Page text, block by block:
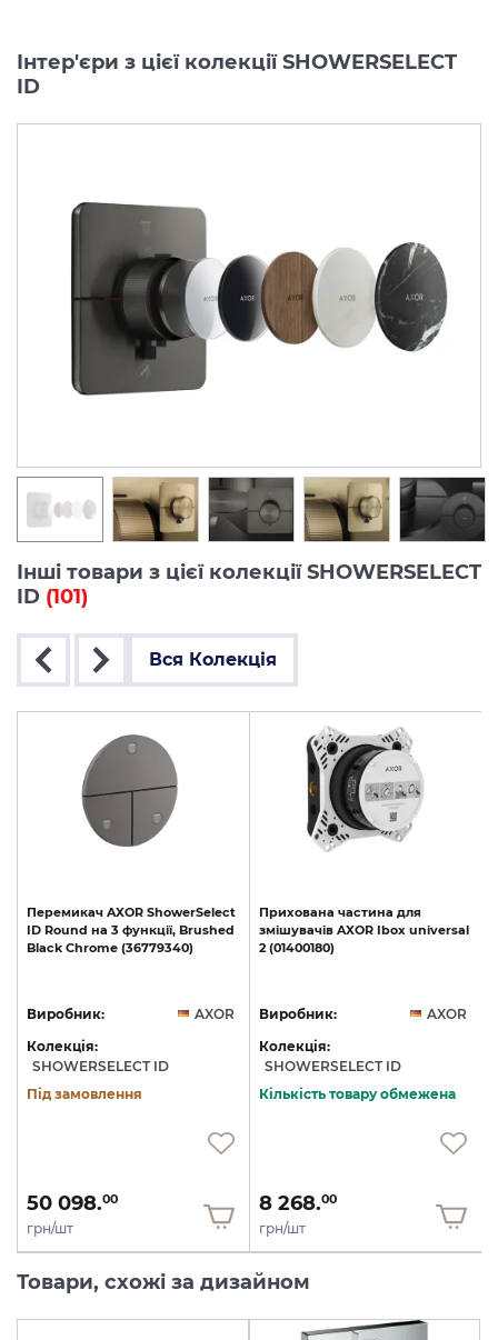
Інтер'єри з цієї колекції SHOWERSELECT
ID
Інші товари з цієї колекції SHOWERSELECT
ID (101)
Вся Колекція
Перемикач AXOR ShowerSelect
ID Round на 3 функції, Brushed
Black Chrome (36779340)
Виробник:
AXOR
Колекція:
SHOWERSELECT ID
Під замовлення
50 098.00
грн/шт
Прихована частина для
змішувачів AXOR Ibox universal
2 (01400180)
Виробник:
AXOR
Колекція:
SHOWERSELECT ID
Кількість товару обмежена
8 268.00
грн/шт
Товари, схожі за дизайном